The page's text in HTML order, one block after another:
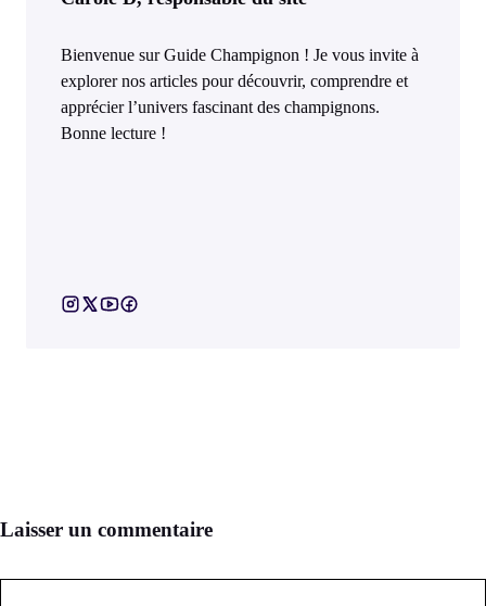
Bienvenue sur Guide Champignon ! Je vous invite à
explorer nos articles pour découvrir, comprendre et
apprécier l’univers fascinant des champignons.
Bonne lecture !
Laisser un commentaire